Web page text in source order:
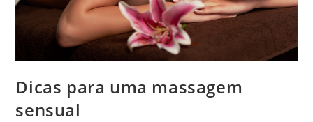
Dicas para uma massagem
sensual